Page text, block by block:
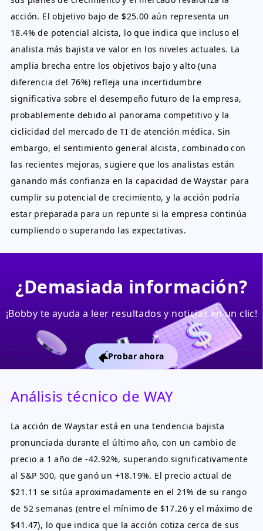
acción. El objetivo bajo de $25.00 aún representa un
18.4% de potencial alcista, lo que indica que incluso el
analista más bajista ve valor en los niveles actuales. La
amplia brecha entre los objetivos bajo y alto (una
diferencia del 76%) refleja una incertidumbre
significativa sobre el desempeño futuro de la empresa,
probablemente debido al panorama competitivo y la
ciclicidad del mercado de TI de atención médica. Sin
embargo, el sentimiento general alcista, combinado con
las recientes mejoras, sugiere que los analistas están
ganando más confianza en la capacidad de Waystar para
cumplir su potencial de crecimiento, y la acción podría
estar preparada para un repunte si la empresa continúa
cumpliendo o superando las expectativas.
¿Demasiada información?
¡Bobby te ayuda a leer resultados y noticias en un clic!
Probar ahora
Análisis técnico de WAY
La acción de Waystar está en una tendencia bajista
pronunciada durante el último año, con un cambio de
precio a 1 año de -42.92%, superando significativamente
al S&P 500, que ganó un +18.19%. El precio actual de
$21.11 se sitúa aproximadamente en el 21% de su rango
de 52 semanas (entre el mínimo de $17.26 y el máximo de
$41.47), lo que indica que la acción cotiza cerca de sus